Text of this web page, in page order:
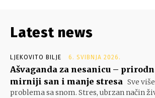
Latest news
LJEKOVITO BILJE 6. SVIBNJA 2026.
Ašvaganda za nesanicu –
mirniji san i manje stresa Sve
problema sa snom. Stres, ubrzan način